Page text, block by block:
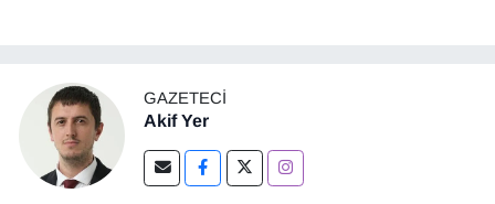
GAZETECI
Akif Yer